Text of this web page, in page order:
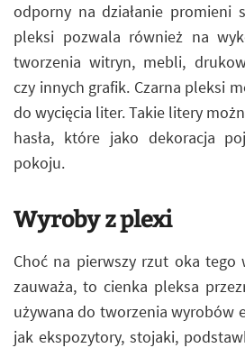
odporny na działanie promieni
pleksi pozwala również na
tworzenia witryn, mebli,
czy innych grafik. Czarna pleksi
do wycięcia liter. Takie litery
hasła, które jako dekoracja
pokoju.
Wyroby z plexi
Choć na pierwszy rzut oka tego
zauważa, to cienka pleksa
używana do tworzenia wyrobów
jak ekspozytory, stojaki,